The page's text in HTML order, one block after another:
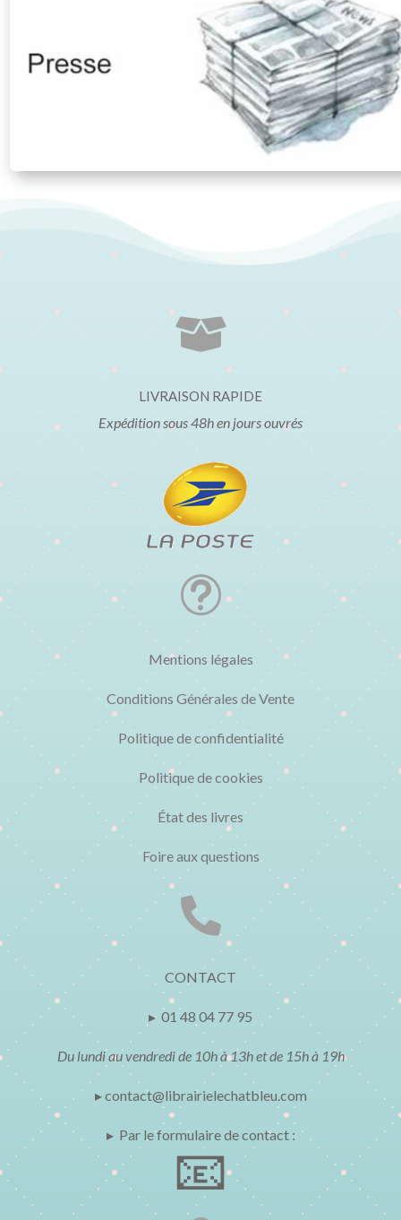

LIVRAISON RAPIDE
Expédition sous 48h en jours ouvrés
t
Mentions légales
Conditions Générales de Vente
Politique de confidentialité
Politique de cookies
État des livres
Foire aux questions

CONTACT
▸ 01 48 04 77 95
Du lundi au vendredi de 10h à 13h et de 15h à 19h
▸ contact@librairielechatbleu.com
▸ Par le formulaire de contact :
📧